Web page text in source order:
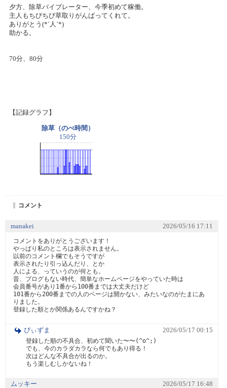
夕方、除草バイブレーター、今季初めて稼働。
主人もちびちび草取りがんばってくれて。
ありがとう(*´人`*)
助かる。
70分、80分
【記録グラフ】
除草（のべ時間）
150分
コメント
manakei 2026/05/16 17:11
コメントをありがとうございます！
やっぱり私のところは表示されません。
以前のコメント欄でもそうですが
表示されたり引っ込んだり、とか
人による、っていうのが何とも。
昔、ブログもない時代、簡単なホームページをやっていた時は
会員番号があり1番から100番までは大丈夫だけど
101番から200番までの人のページは開かない、みたいなのがたまにあ
りました。
登録した順とか関係あるんですかね？
ぴぃずま
2026/05/17 00:15
登録した順の不具合、初めて聞いた〜〜(^o^;)
でも、今のカラダカラなら何でもあり得る！
次はどんな不具合が出るのか。
もう楽しむしかないね！
ムッキー 2026/05/17 16:48